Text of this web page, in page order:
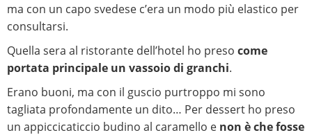
ma con un capo svedese c’era un modo più elastico per
consultarsi.
Quella sera al ristorante dell’hotel ho preso come
portata principale un vassoio di granchi.
Erano buoni, ma con il guscio purtroppo mi sono
tagliata profondamente un dito… Per dessert ho preso
un appiccicaticcio budino al caramello e non è che fosse